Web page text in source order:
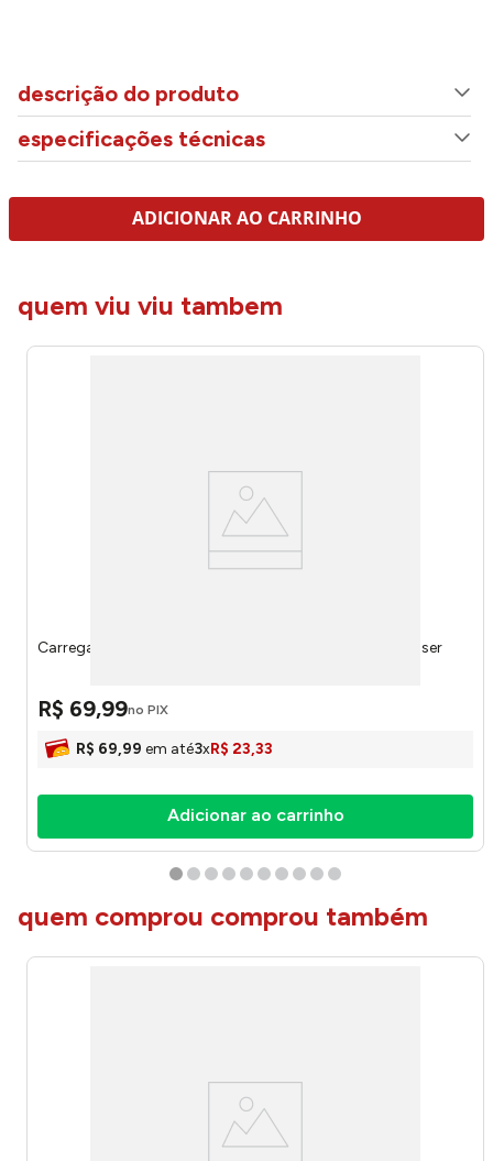
descrição do produto
especificações técnicas
ADICIONAR AO CARRINHO
quem viu viu tambem
Carregador de Parede USB C Preto 20w CB168 - Multilaser
R$ 69,99no PIX
R$ 69,99 em até3xR$ 23,33
Adicionar ao carrinho
quem comprou comprou também